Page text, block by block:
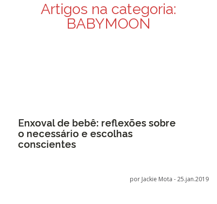
Artigos na categoria:
BABYMOON
Enxoval de bebê: reflexões sobre
o necessário e escolhas
conscientes
por Jackie Mota -25.jan.2019